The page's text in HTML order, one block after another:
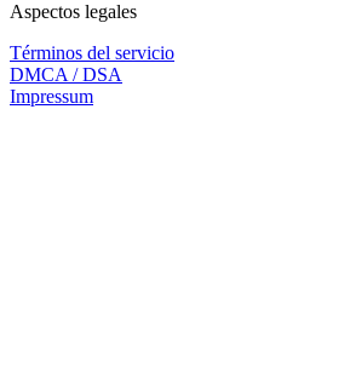
Aspectos legales
Términos del servicio
DMCA / DSA
Impressum